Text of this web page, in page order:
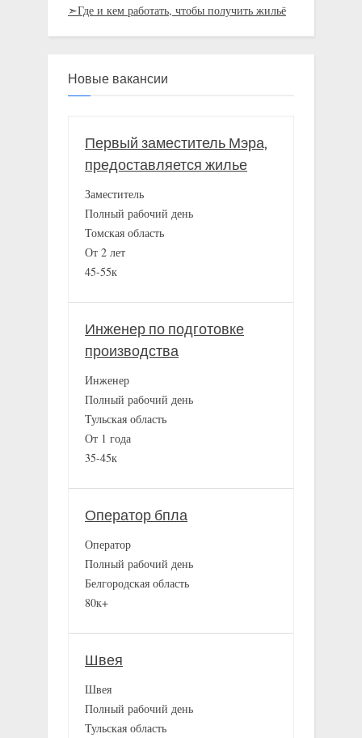
➣Где и кем работать, чтобы получить жильё
Новые вакансии
Первый заместитель Мэра,
предоставляется жилье
Заместитель
Полный рабочий день
Томская область
От 2 лет
45-55к
Инженер по подготовке
производства
Инженер
Полный рабочий день
Тульская область
От 1 года
35-45к
Оператор бпла
Оператор
Полный рабочий день
Белгородская область
80к+
Швея
Швея
Полный рабочий день
Тульская область